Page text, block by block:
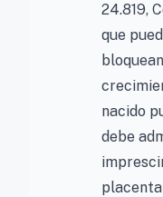
24.819,
que
nacido
debe